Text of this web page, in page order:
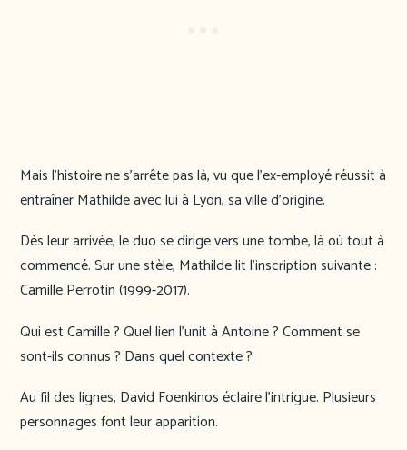
Mais l’histoire ne s’arrête pas là, vu que l’ex-employé réussit à
entraîner Mathilde avec lui à Lyon, sa ville d’origine.
Dès leur arrivée, le duo se dirige vers une tombe, là où tout à
commencé. Sur une stèle, Mathilde lit l’inscription suivante :
Camille Perrotin (1999-2017).
Qui est Camille ? Quel lien l’unit à Antoine ? Comment se
sont-ils connus ? Dans quel contexte ?
Au fil des lignes, David Foenkinos éclaire l’intrigue. Plusieurs
personnages font leur apparition.